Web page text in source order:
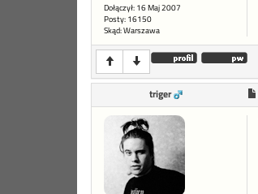
Dołączył: 16 Maj 2007
Posty: 16150
Skąd: Warszawa
triger